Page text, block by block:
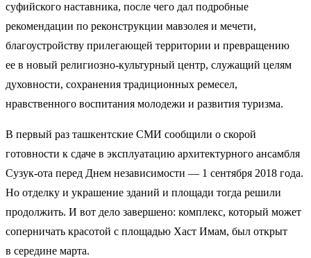
суфийского наставника, после чего дал подробные
рекомендации по реконструкции мавзолея и мечети,
благоустройству прилегающей территории и превращению
ее в новый религиозно-культурный центр, служащий целям
духовности, сохранения традиционных ремесел,
нравственного воспитания молодежи и развития туризма.
В первый раз ташкентские СМИ сообщили о скорой
готовности к сдаче в эксплуатацию архитектурного ансамбля
Сузук-ота перед Днем независимости — 1 сентября 2018 года.
Но отделку и украшение зданий и площади тогда решили
продолжить. И вот дело завершено: комплекс, который может
соперничать красотой с площадью Хаст Имам, был открыт
в середине марта.